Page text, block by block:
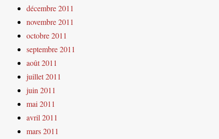
décembre 2011
novembre 2011
octobre 2011
septembre 2011
août 2011
juillet 2011
juin 2011
mai 2011
avril 2011
mars 2011